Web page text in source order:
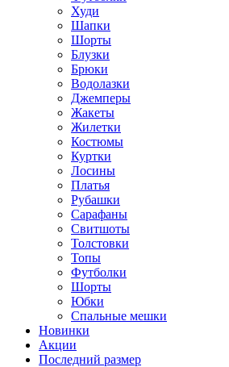
Худи
Шапки
Шорты
Блузки
Брюки
Водолазки
Джемперы
Жакеты
Жилетки
Костюмы
Куртки
Лосины
Платья
Рубашки
Сарафаны
Свитшоты
Толстовки
Топы
Футболки
Шорты
Юбки
Спальные мешки
Новинки
Акции
Последний размер